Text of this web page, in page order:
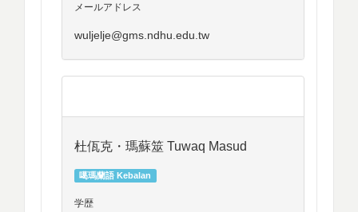
メールアドレス
wuljelje@gms.ndhu.edu.tw
杜佤克・瑪蘇筮 Tuwaq Masud
噶瑪蘭語 Kebalan
学歴